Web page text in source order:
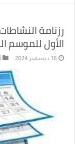
رزنامة
الأول للموسم
16 ديسمبر 2024